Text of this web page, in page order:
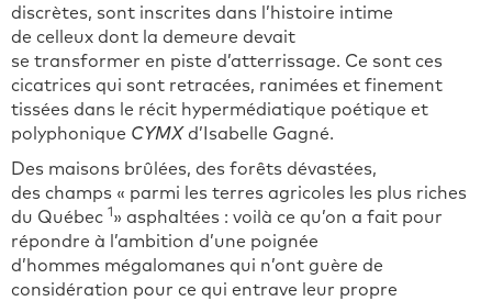
discrètes, sont inscrites dans l’histoire intime
de celleux dont la demeure devait
se transformer en piste d’atterrissage. Ce sont ces
cicatrices qui sont retracées, ranimées et finement
tissées dans le récit hypermédiatique poétique et
polyphonique CYMX d’Isabelle Gagné.
Des maisons brûlées, des forêts dévastées,
des champs « parmi les terres agricoles les plus riches
du Québec 1» asphaltées : voilà ce qu’on a fait pour
répondre à l’ambition d’une poignée
d’hommes mégalomanes qui n’ont guère de
considération pour ce qui entrave leur propre